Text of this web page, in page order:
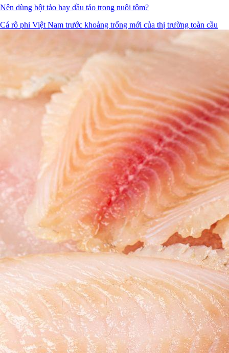
Nên dùng bột tảo hay dầu tảo trong nuôi tôm?
Cá rô phi Việt Nam trước khoảng trống mới của thị trường toàn cầu